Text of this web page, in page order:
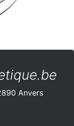
Anvers